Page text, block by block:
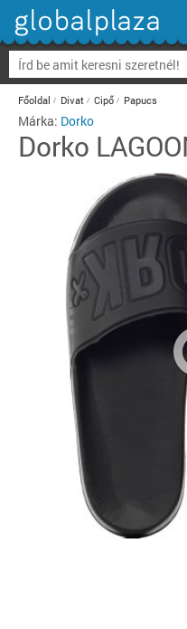
Főoldal Divat Cipő Papucs
Márka: Dorko
Dorko